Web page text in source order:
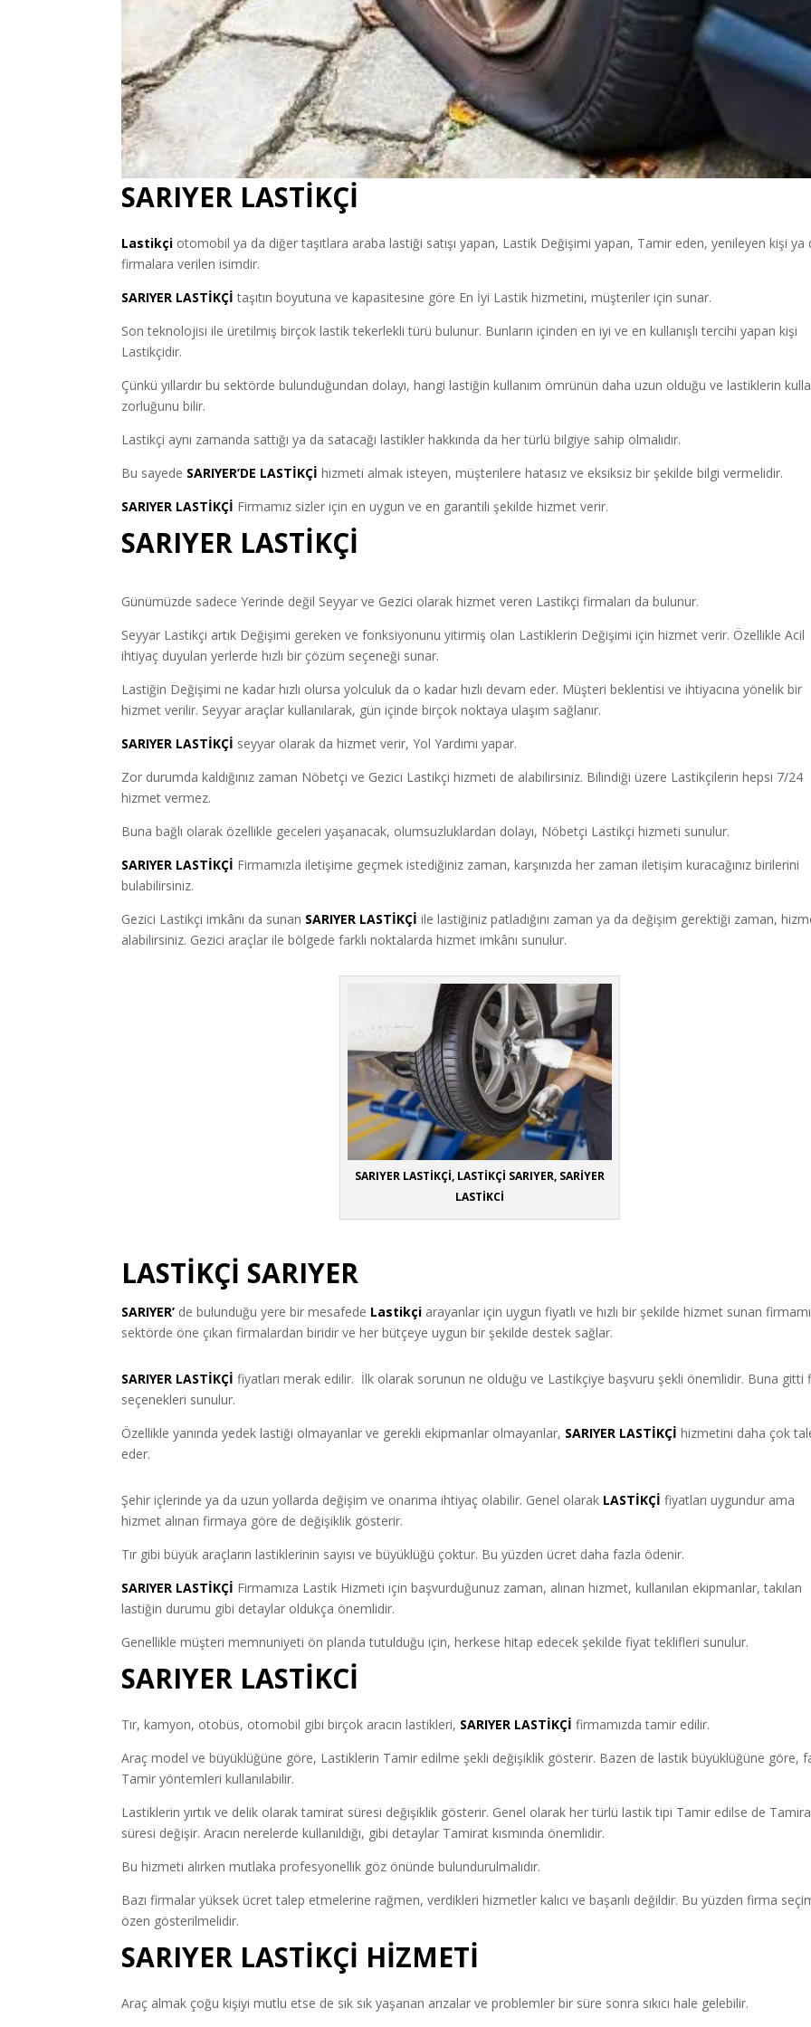
SARIYER LASTİKÇİ
Lastikçi otomobil ya da diğer taşıtlara araba lastiği satışı yapan, Lastik Değişimi yapan, Tamir eden, yenileyen kişi ya
firmalara verilen isimdir.
SARIYER LASTİKÇİtaşıtın boyutuna ve kapasitesine göre En İyi Lastik hizmetini, müşteriler için sunar.
Son teknolojisi ile üretilmiş birçok lastik tekerlekli türü bulunur. Bunların içinden en iyi ve en kullanışlı tercihi yapan kişi
Lastikçidir.
Çünkü yıllardır bu sektörde bulunduğundan dolayı, hangi lastiğin kullanım ömrünün daha uzun olduğu ve lastiklerin
zorluğunu bilir.
Lastikçi aynı zamanda sattığı ya da satacağı lastikler hakkında da her türlü bilgiye sahip olmalıdır.
Bu sayede SARIYER’DE LASTİKÇİhizmeti almak isteyen, müşterilere hatasız ve eksiksiz bir şekilde bilgi vermelidir.
SARIYER LASTİKÇİ Firmamız sizler için en uygun ve en garantili şekilde hizmet verir.
SARIYER LASTİKÇİ
Günümüzde sadece Yerinde değil Seyyar ve Gezici olarak hizmet veren Lastikçi firmaları da bulunur.
Seyyar Lastikçi artık Değişimi gereken ve fonksiyonunu yitirmiş olan Lastiklerin Değişimi için hizmet verir. Özellikle Acil
ihtiyaç duyulan yerlerde hızlı bir çözüm seçeneği sunar.
Lastiğin Değişimi ne kadar hızlı olursa yolculuk da o kadar hızlı devam eder. Müşteri beklentisi ve ihtiyacına yönelik bir
hizmet verilir. Seyyar araçlar kullanılarak, gün içinde birçok noktaya ulaşım sağlanır.
SARIYER LASTİKÇİ seyyar olarak da hizmet verir, Yol Yardımı yapar.
Zor durumda kaldığınız zaman Nöbetçi ve Gezici Lastikçi hizmeti de alabilirsiniz. Bilindiği üzere Lastikçilerin hepsi 7/24
hizmet vermez.
Buna bağlı olarak özellikle geceleri yaşanacak, olumsuzluklardan dolayı, Nöbetçi Lastikçi hizmeti sunulur.
SARIYER LASTİKÇİ Firmamızla iletişime geçmek istediğiniz zaman, karşınızda her zaman iletişim kuracağınız birilerini
bulabilirsiniz.
Gezici Lastikçi imkânı da sunan SARIYER LASTİKÇİ ile lastiğiniz patladığını zaman ya da değişim gerektiği zaman,
alabilirsiniz. Gezici araçlar ile bölgede farklı noktalarda hizmet imkânı sunulur.
SARIYER LASTİKÇİ, LASTİKÇİ SARIYER, SARİYER
LASTİKCİ
LASTİKÇİ SARIYER
SARIYER’ de bulunduğu yere bir mesafede Lastikçi arayanlar için uygun fiyatlı ve hızlı bir şekilde hizmet sunan
sektörde öne çıkan firmalardan biridir ve her bütçeye uygun bir şekilde destek sağlar.
SARIYER LASTİKÇİ fiyatları merak edilir. İlk olarak sorunun ne olduğu ve Lastikçiye başvuru şekli önemlidir. Buna gitti
seçenekleri sunulur.
Özellikle yanında yedek lastiği olmayanlar ve gerekli ekipmanlar olmayanlar, SARIYER LASTİKÇİhizmetini daha çok
eder.
Şehir içlerinde ya da uzun yollarda değişim ve onarıma ihtiyaç olabilir. Genel olarak LASTİKÇİ fiyatları uygundur ama
hizmet alınan firmaya göre de değişiklik gösterir.
Tır gibi büyük araçların lastiklerinin sayısı ve büyüklüğü çoktur. Bu yüzden ücret daha fazla ödenir.
SARIYER LASTİKÇİ Firmamıza Lastik Hizmeti için başvurduğunuz zaman, alınan hizmet, kullanılan ekipmanlar, takılan
lastiğin durumu gibi detaylar oldukça önemlidir.
Genellikle müşteri memnuniyeti ön planda tutulduğu için, herkese hitap edecek şekilde fiyat teklifleri sunulur.
SARIYER LASTİKCİ
Tır, kamyon, otobüs, otomobil gibi birçok aracın lastikleri, SARIYER LASTİKÇİ firmamızda tamir edilir.
Araç model ve büyüklüğüne göre, Lastiklerin Tamir edilme şekli değişiklik gösterir. Bazen de lastik büyüklüğüne göre,
Tamir yöntemleri kullanılabilir.
Lastiklerin yırtık ve delik olarak tamirat süresi değişiklik gösterir. Genel olarak her türlü lastik tipi Tamir edilse de
süresi değişir. Aracın nerelerde kullanıldığı, gibi detaylar Tamirat kısmında önemlidir.
Bu hizmeti alırken mutlaka profesyonellik göz önünde bulundurulmalıdır.
Bazı firmalar yüksek ücret talep etmelerine rağmen, verdikleri hizmetler kalıcı ve başarılı değildir. Bu yüzden firma
özen gösterilmelidir.
SARIYER LASTİKÇİ HİZMETİ
Araç almak çoğu kişiyi mutlu etse de sık sık yaşanan arızalar ve problemler bir süre sonra sıkıcı hale gelebilir.